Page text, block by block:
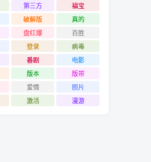
第三方
福宝
破解版
真的
盘红爆
百胜
登录
病毒
番剧
电影
版本
版带
爱情
照片
激活 漫游